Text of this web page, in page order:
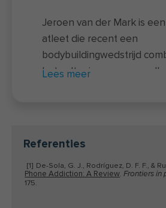
Jeroen van der Mark is
atleet die recent een
bodybuildingwedstrijd
het voltooien van een
onderzoeker bij FIT.nl. Hij
een universitaire opleiding
Lees meer
Referenties
[1] De-Sola, G. J., Rodríguez, D. F. F., &
Phone Addiction: A Review.Frontiers in
175.